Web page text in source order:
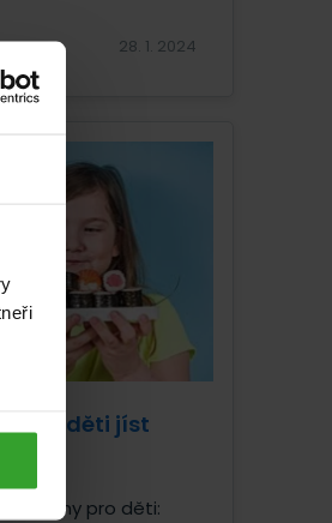
28. 1. 2024
vaše děti jíst
kyseliny pro děti: